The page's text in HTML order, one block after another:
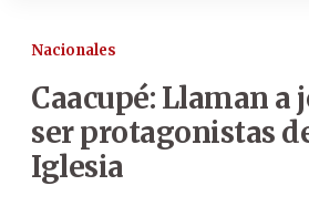
Nacionales
Caacupé: Llaman a
ser protagonistas
Iglesia